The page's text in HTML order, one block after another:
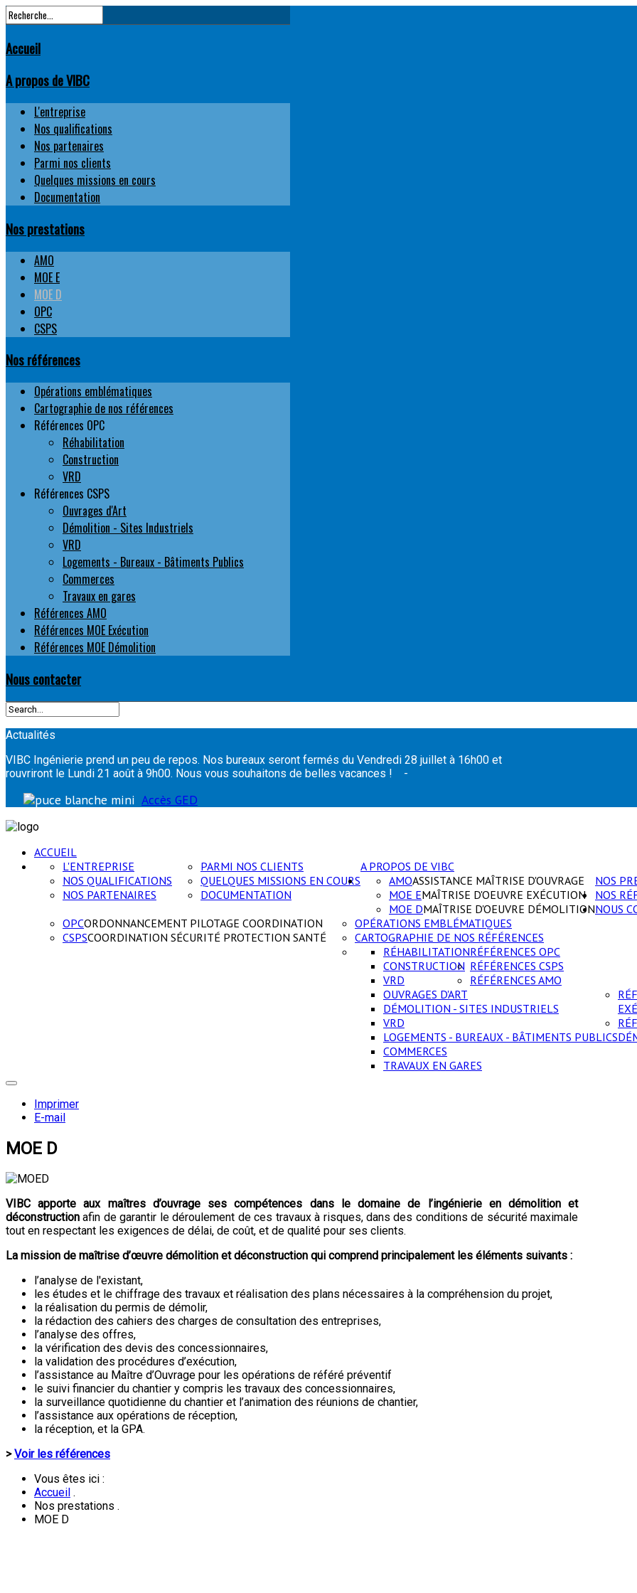
Accueil
A propos de VIBC
L'entreprise
Nos qualifications
Nos partenaires
Parmi nos clients
Quelques missions en cours
Documentation
Nos prestations
AMO
MOE E
MOE D
OPC
CSPS
Nos références
Opérations emblématiques
Cartographie de nos références
Références OPC
Réhabilitation
Construction
VRD
Références CSPS
Ouvrages d'Art
Démolition - Sites Industriels
VRD
Logements - Bureaux - Bâtiments Publics
Commerces
Travaux en gares
Références AMO
Références MOE Exécution
Références MOE Démolition
Nous contacter
Actualités
VIBC Ingénierie prend un peu de repos. Nos bureaux seront fermés du Vendredi 28 juillet à 16h00 et
rouvriront le Lundi 21 août à 9h00. Nous vous souhaitons de belles vacances ! -
Accès GED
ACCUEIL
A PROPOS DE VIBC
L'ENTREPRISE
NOS QUALIFICATIONS
NOS PARTENAIRES
PARMI NOS CLIENTS
QUELQUES MISSIONS EN COURS
DOCUMENTATION
NOS
AMOASSISTANCE MAÎTRISE D'OUVRAGE
MOE EMAÎTRISE D'OEUVRE EXÉCUTION
MOE DMAÎTRISE D'OEUVRE DÉMOLITION
OPCORDONNANCEMENT PILOTAGE COORDINATION
CSPSCOORDINATION SÉCURITÉ PROTECTION SANTÉ
NOS
OPÉRATIONS EMBLÉMATIQUES
CARTOGRAPHIE DE NOS RÉFÉRENCES
RÉFÉRENCES OPC
RÉHABILITATION
CONSTRUCTION
VRD
RÉFÉRENCES CSPS
OUVRAGES D'ART
DÉMOLITION - SITES INDUSTRIELS
VRD
LOGEMENTS - BUREAUX - BÂTIMENTS PUBLICS
COMMERCES
TRAVAUX EN GARES
RÉFÉRENCES AMO
NOUS
Imprimer
E-mail
MOE D
VIBC apporte aux maîtres d’ouvrage ses compétences dans le domaine de l’ingénierie en démolition et
déconstruction afin de garantir le déroulement de ces travaux à risques, dans des conditions de sécurité maximale
tout en respectant les exigences de délai, de coût, et de qualité pour ses clients.
La mission de maîtrise d’œuvre démolition et déconstruction qui comprend principalement les éléments suivants :
l’analyse de l'existant,
les études et le chiffrage des travaux et réalisation des plans nécessaires à la compréhension du projet,
la réalisation du permis de démolir,
la rédaction des cahiers des charges de consultation des entreprises,
l’analyse des offres,
la vérification des devis des concessionnaires,
la validation des procédures d’exécution,
l’assistance au Maître d’Ouvrage pour les opérations de référé préventif
le suivi financier du chantier y compris les travaux des concessionnaires,
la surveillance quotidienne du chantier et l’animation des réunions de chantier,
l’assistance aux opérations de réception,
la réception, et la GPA.
>Voir les références
Vous êtes ici :
Accueil .
Nos prestations .
MOE D